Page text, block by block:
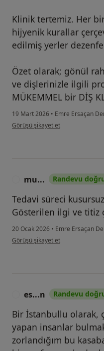
Klinik tertemiz. Her
hijyenik kurallar
edilmiş yerler
Özet olarak; gönül
ve dişlerinizle ilgili
MÜKEMMEL bir DİŞ
19 Mart 2026 • Emre Ersaçan
kullanıcının görüşüne göre s.....
Görüşü şikayet et
mu... Randevu
Tedavi süreci
Gösterilen ilgi ve titiz
20 Ocak 2026 • Emre Ersaçan
kullanıcının görüşüne göre mu...
Görüşü şikayet et
es...n Randevu
Bir İstanbullu olarak,
yapan insanlar
zorlandığım bu